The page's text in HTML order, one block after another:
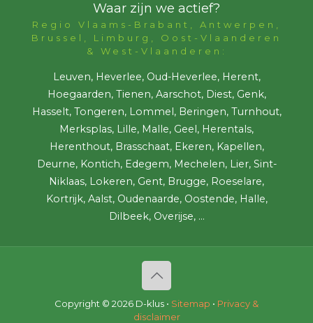
Waar zijn we actief?
Regio Vlaams-Brabant, Antwerpen,
Brussel, Limburg, Oost-Vlaanderen
& West-Vlaanderen:
Leuven, Heverlee, Oud-Heverlee, Herent,
Hoegaarden, Tienen, Aarschot, Diest, Genk,
Hasselt, Tongeren, Lommel, Beringen, Turnhout,
Merksplas, Lille, Malle, Geel, Herentals,
Herenthout, Brasschaat, Ekeren, Kapellen,
Deurne, Kontich, Edegem, Mechelen, Lier, Sint-
Niklaas, Lokeren, Gent, Brugge, Roeselare,
Kortrijk, Aalst, Oudenaarde, Oostende, Halle,
Dilbeek, Overijse, ...
Copyright © 2026 D-klus • Sitemap • Privacy &
disclaimer